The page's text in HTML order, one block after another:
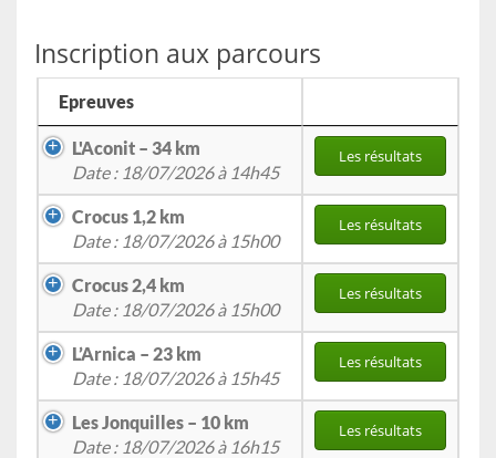
Inscription aux parcours
Epreuves
L'Aconit – 34 km
Date : 18/07/2026 à 14h45
Les résultats
Crocus 1,2 km
Date : 18/07/2026 à 15h00
Les résultats
Crocus 2,4 km
Date : 18/07/2026 à 15h00
Les résultats
L’Arnica – 23 km
Date : 18/07/2026 à 15h45
Les résultats
Les Jonquilles – 10 km
Date : 18/07/2026 à 16h15
Les résultats